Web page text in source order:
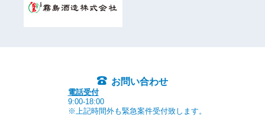
お問い合わせ
電話受付
9:00-18:00
※上記時間外も緊急案件受付致します。